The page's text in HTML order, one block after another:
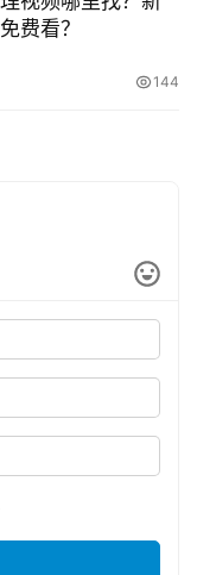
费看？
144